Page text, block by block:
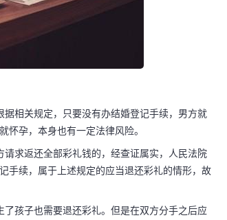
相关规定，只要没有办结婚登记手续，男方就
怀孕，本身也有一定法律风险。
求返还全部彩礼钱的，经查证属实，人民法院
手续，属于上述规定的应当退还彩礼的情形，故
孩子也需要退还彩礼。但是在双方分手之后应